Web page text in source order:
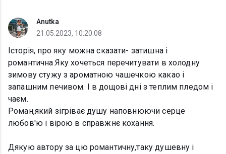
Anutka
21.05.2023, 10:20:08
Історія, про яку можна сказати- затишна і
романтична.Яку хочеться перечитувати в холодну
зимову стужу з ароматною чашечкою какао і
запашним печивом. І в дощові дні з теплим пледом і
чаєм.
Роман,який зігріває душу наповнюючи серце
любов'ю і вірою в справжнє кохання.
Дякую автору за цю романтичну,таку душевну і